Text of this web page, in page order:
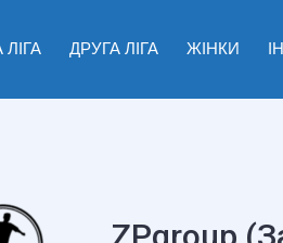
ДРУГА ЛІГА ЖІНКИ